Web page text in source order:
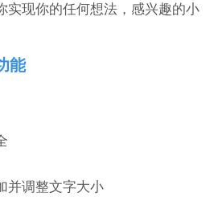
实现你的任何想法，感兴趣的小
能
并调整文字大小